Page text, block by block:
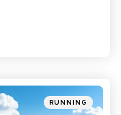
Categories
Posted
in
RUNNING